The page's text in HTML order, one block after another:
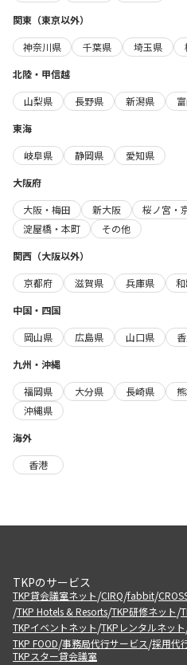
関東（東京以外）
神奈川県
千葉県 埼玉県
北陸・甲信越
山梨県
長野県 新潟県
東海
岐阜県
静岡県
愛知県
大阪府
大阪・梅田
新大阪 桜ノ宮・
淀屋橋・本町
その他
関西（大阪以外）
京都府
滋賀県 兵庫県
中国・四国
岡山県
広島県 山口県
九州・沖縄
福岡県
大分県 長崎県
沖縄県
海外
香港
TKPのサービス
TKP貸会議室ネット/CIRQ/fabbit/
/TKP Hotels & Resorts/TKP研修ネット/
TKPイベントネット/TKPレンタルネット
TKP FOOD/事務局代行サービス/採用代
TKPスター貸会議室